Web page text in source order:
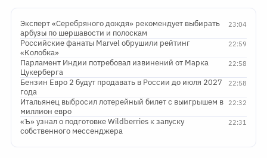
23:04
Эксперт «Серебряного дождя» рекомендует выбирать
арбузы по шершавости и полоскам
22:59
Российские фанаты Marvel обрушили рейтинг
«Колобка»
22:58
Парламент Индии потребовал извинений от Марка
Цукерберга
22:58
Бензин Евро 2 будут продавать в России до июля 2027
года
22:32
Итальянец выбросил лотерейный билет с выигрышем в
миллион евро
22:31
«Ъ» узнал о подготовке Wildberries к запуску
собственного мессенджера